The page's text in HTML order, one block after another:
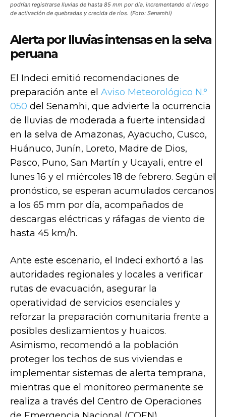
podrían registrarse lluvias de hasta 85 mm por día, incrementando el riesgo
de activación de quebradas y crecida de ríos. (Foto: Senamhi)
Alerta por lluvias intensas en la selva
peruana
El Indeci emitió recomendaciones de
preparación ante el Aviso Meteorológico N.°
050 del Senamhi, que advierte la ocurrencia
de lluvias de moderada a fuerte intensidad
en la selva de Amazonas, Ayacucho, Cusco,
Huánuco, Junín, Loreto, Madre de Dios,
Pasco, Puno, San Martín y Ucayali, entre el
lunes 16 y el miércoles 18 de febrero. Según el
pronóstico, se esperan acumulados cercanos
a los 65 mm por día, acompañados de
descargas eléctricas y ráfagas de viento de
hasta 45 km/h.
Ante este escenario, el Indeci exhortó a las
autoridades regionales y locales a verificar
rutas de evacuación, asegurar la
operatividad de servicios esenciales y
reforzar la preparación comunitaria frente a
posibles deslizamientos y huaicos.
Asimismo, recomendó a la población
proteger los techos de sus viviendas e
implementar sistemas de alerta temprana,
mientras que el monitoreo permanente se
realiza a través del Centro de Operaciones